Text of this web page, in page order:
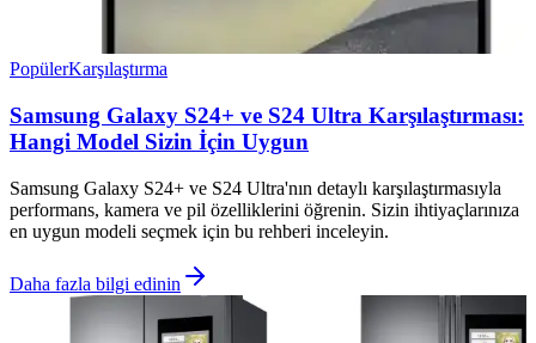
PopülerKarşılaştırma
Samsung Galaxy S24+ ve S24 Ultra Karşılaştırması:
Hangi Model Sizin İçin Uygun
Samsung Galaxy S24+ ve S24 Ultra'nın detaylı karşılaştırmasıyla
performans, kamera ve pil özelliklerini öğrenin. Sizin ihtiyaçlarınıza
en uygun modeli seçmek için bu rehberi inceleyin.
Daha fazla bilgi edinin